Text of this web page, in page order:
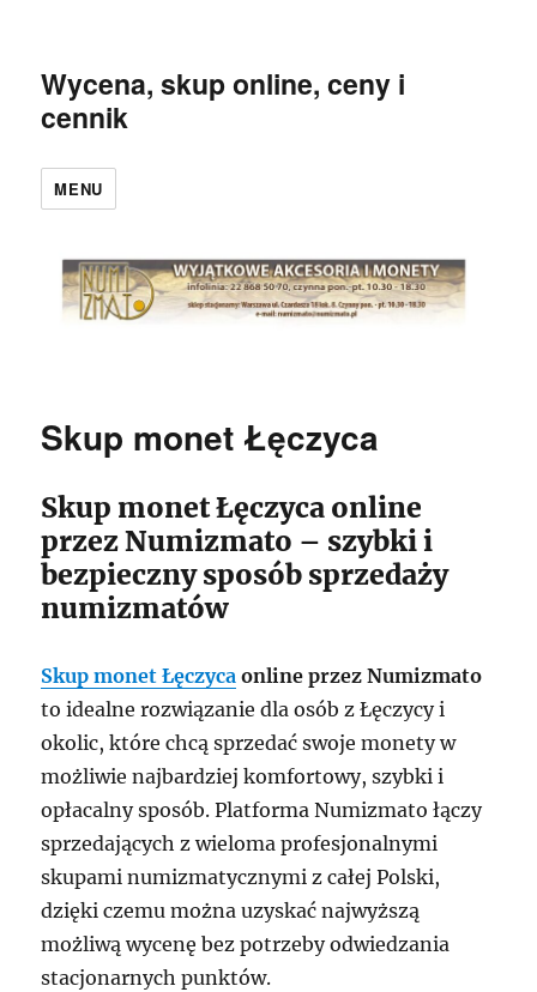
Wycena, skup online, ceny i
cennik
MENU
Skup monet Łęczyca
Skup monet Łęczyca online
przez Numizmato – szybki i
bezpieczny sposób sprzedaży
numizmatów
Skup monet Łęczyca online przez Numizmato
to idealne rozwiązanie dla osób z Łęczycy i
okolic, które chcą sprzedać swoje monety w
możliwie najbardziej komfortowy, szybki i
opłacalny sposób. Platforma Numizmato łączy
sprzedających z wieloma profesjonalnymi
skupami numizmatycznymi z całej Polski,
dzięki czemu można uzyskać najwyższą
możliwą wycenę bez potrzeby odwiedzania
stacjonarnych punktów.